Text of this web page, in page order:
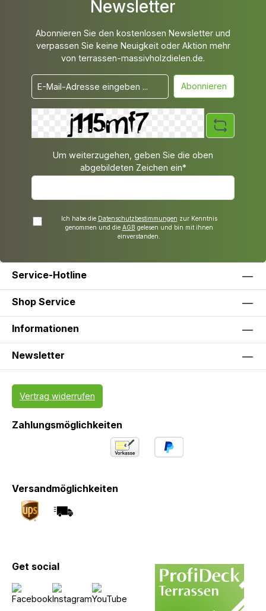
Newsletter
Abonnieren Sie den kostenlosen Newsletter und
verpassen Sie keine Neuigkeit oder Aktion mehr
von terrassen-massivholzdielen.de.
Abonnieren
Um weiterzugehen, geben Sie die oben
abgebildeten Zeichen ein*
Ich habe die Datenschutzbestimmungen zur Kenntnis
genommen und die AGB gelesen und bin mit ihnen
einverstanden.
Service-Hotline
Shop Service
Informationen
Newsletter
Vertrag widerrufen
Zahlungsmöglichkeiten
Versandmöglichkeiten
Get social